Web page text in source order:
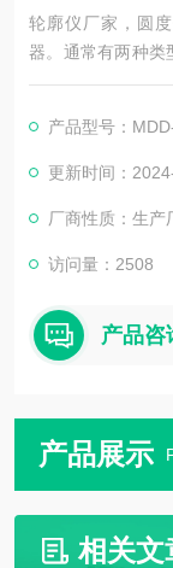
轮廓仪厂家，圆
器。通常有两种类
测量头装在固定的
接触，仪器的回
支承轴承精度ji高
产品型号：
更新时间：
厂商性质：生产
访问量：2508
产品咨
产品展示
相关文